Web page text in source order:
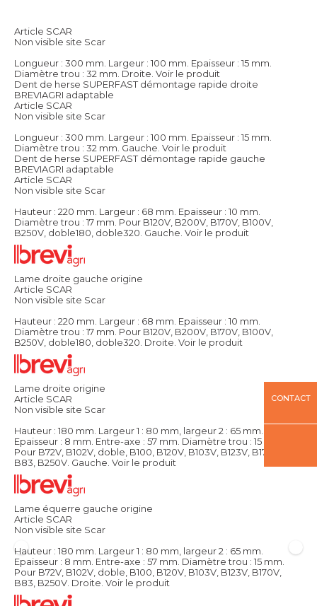
Article SCAR
Non visible site Scar
Longueur : 300 mm. Largeur : 100 mm. Epaisseur : 15 mm.
Diamètre trou : 32 mm. Droite. Voir le produit
Dent de herse SUPERFAST démontage rapide droite
BREVIAGRI adaptable
Article SCAR
Non visible site Scar
Longueur : 300 mm. Largeur : 100 mm. Epaisseur : 15 mm.
Diamètre trou : 32 mm. Gauche. Voir le produit
Dent de herse SUPERFAST démontage rapide gauche
BREVIAGRI adaptable
Article SCAR
Non visible site Scar
Hauteur : 220 mm. Largeur : 68 mm. Epaisseur : 10 mm.
Diamètre trou : 17 mm. Pour B120V, B200V, B170V, B100V,
B250V, doble180, doble320. Gauche. Voir le produit
Lame droite gauche origine
Article SCAR
Non visible site Scar
Hauteur : 220 mm. Largeur : 68 mm. Epaisseur : 10 mm.
Diamètre trou : 17 mm. Pour B120V, B200V, B170V, B100V,
B250V, doble180, doble320. Droite. Voir le produit
Lame droite origine
Article SCAR
Non visible site Scar
Hauteur : 180 mm. Largeur 1 : 80 mm, largeur 2 : 65 mm.
Epaisseur : 8 mm. Entre-axe : 57 mm. Diamètre trou : 15 mm.
Pour B72V, B102V, doble, B100, B120V, B103V, B123V, B170V,
B83, B250V. Gauche. Voir le produit
Lame équerre gauche origine
Article SCAR
Non visible site Scar
Hauteur : 180 mm. Largeur 1 : 80 mm, largeur 2 : 65 mm.
Epaisseur : 8 mm. Entre-axe : 57 mm. Diamètre trou : 15 mm.
Pour B72V, B102V, doble, B100, B120V, B103V, B123V, B170V,
B83, B250V. Droite. Voir le produit
CONTACT